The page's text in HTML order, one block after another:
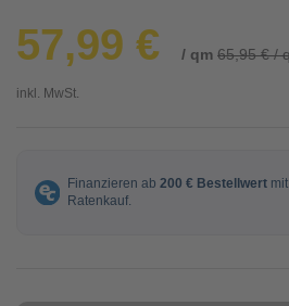
57,99 € / qm 65,95 € /
inkl. MwSt.